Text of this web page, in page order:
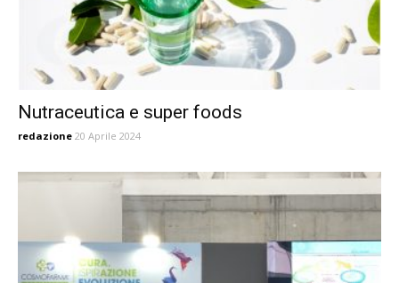
Nutraceutica e super foods
redazione 20 Aprile 2024